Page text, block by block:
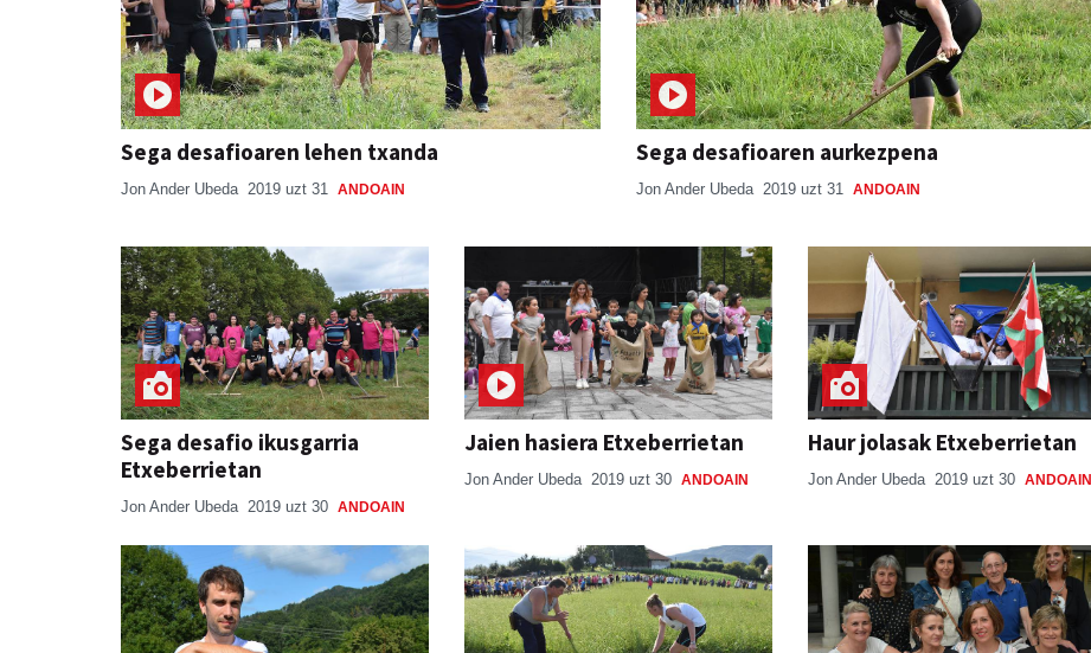
Sega desafioaren lehen txanda
Jon Ander Ubeda 2019 uzt 31 ANDOAIN
Sega desafioaren aurkezpena
Jon Ander Ubeda 2019 uzt 31 ANDOAIN
Sega desafio ikusgarria
Etxeberrietan
Jon Ander Ubeda 2019 uzt 30 ANDOAIN
Jaien hasiera Etxeberrietan
Jon Ander Ubeda 2019 uzt 30 ANDOAIN
Haur jolasak Etxeberrietan
Jon Ander Ubeda 2019 uzt 30 ANDOAIN